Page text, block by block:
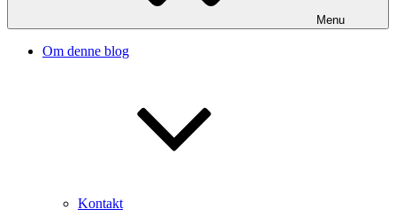
Menu
Om denne blog
Kontakt